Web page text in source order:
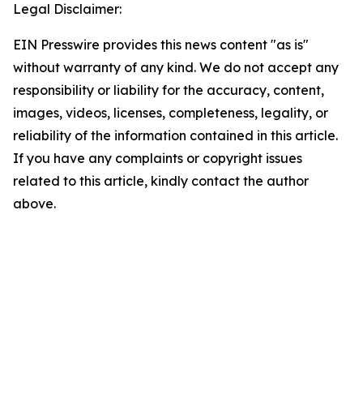
Legal Disclaimer:
EIN Presswire provides this news content "as is"
without warranty of any kind. We do not accept any
responsibility or liability for the accuracy, content,
images, videos, licenses, completeness, legality, or
reliability of the information contained in this article.
If you have any complaints or copyright issues
related to this article, kindly contact the author
above.